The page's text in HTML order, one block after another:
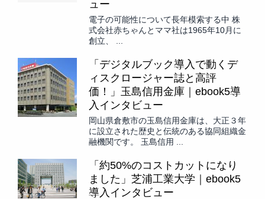
ュー
電子の可能性について長年模索する中 株
式会社赤ちゃんとママ社は1965年10月に
創立、 ...
「デジタルブック導入で動くデ
ィスクロージャー誌と高評
価！」玉島信用金庫｜ebook5導
入インタビュー
岡山県倉敷市の玉島信用金庫は、大正３年
に設立された歴史と伝統のある協同組織金
融機関です。 玉島信用 ...
「約50%のコストカットになり
ました」芝浦工業大学｜ebook5
導入インタビュー